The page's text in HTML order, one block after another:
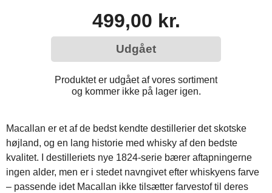
499,00 kr.
Udgået
Produktet er udgået af vores sortiment
og kommer ikke på lager igen.
Macallan er et af de bedst kendte destillerier det skotske
højland, og en lang historie med whisky af den bedste
kvalitet. I destilleriets nye 1824-serie bærer aftapningerne
ingen alder, men er i stedet navngivet efter whiskyens farve
– passende idet Macallan ikke tilsætter farvestof til deres